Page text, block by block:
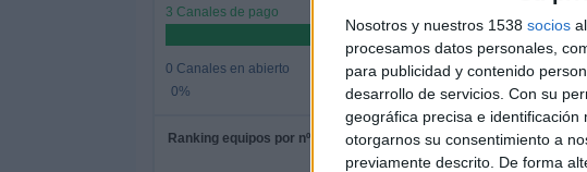
Nosotros y nuestros 1538 socios
procesamos datos personales,
para publicidad y contenido
desarrollo de servicios. Con su
geográfica precisa e
otorgarnos su consentimiento a
previamente descrito. De forma
3 Canales de pago
100%
0 Canales en abierto
0%
Ranking equipos por nº de partidos